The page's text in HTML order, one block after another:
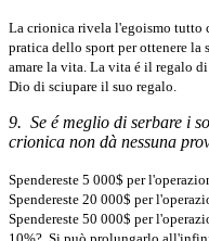
La crionica rivela l'egoismo tutto
pratica dello sport per ottenere la
amare la vita. La vita é il regalo
Dio di sciupare il suo regalo.
9. Se é meglio di serbare i
crionica non dà nessuna
Spendereste 5 000$ per
Spendereste 20 000$ per
Spendereste 50 000$ per